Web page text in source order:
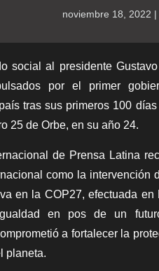
noviembre 18, 2022 |
social al presidente
por el primer
tras sus primeros 100
25 de Orbe, en su año 24.
de Prensa Latina
como la intervención
en la COP27, efectuada
en pos de un
a fortalecer la
planeta.